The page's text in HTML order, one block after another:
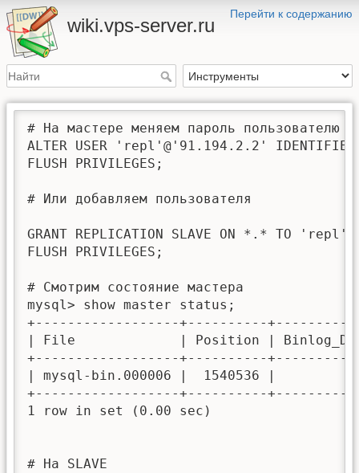
Перейти к содержанию
wiki.vps-server.ru
# На мастере меняем пароль пользователю
ALTER USER 'repl'@'91.194.2.2'
FLUSH PRIVILEGES;
# Или добавляем пользователя
GRANT REPLICATION SLAVE ON *.* TO
FLUSH PRIVILEGES;
# Смотрим состояние мастера
mysql> show master status;
+------------------+----------
| File             | Position |
+------------------+----------
| mysql-bin.000006 |  1540536 |
+------------------+----------
1 row in set (0.00 sec)
# На SLAVE